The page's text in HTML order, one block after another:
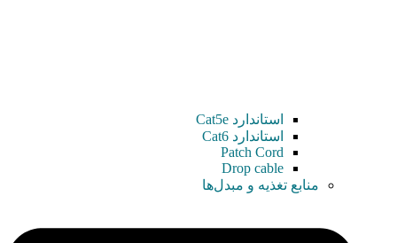
استاندارد Cat5e
استاندارد Cat6
Patch Cord
Drop cable
منابع تغذیه و مبدل‌ها